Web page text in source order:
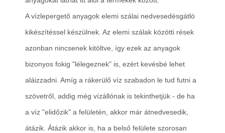
A vízlepergető anyagok elemi szálai nedvesedésgátló
kikészítéssel készülnek. Az elemi szálak közötti rések
azonban nincsenek kitöltve, így ezek az anyagok
bizonyos fokig "lélegeznek" is, ezért kevésbé lehet
aláizzadni. Amíg a rákerülő víz szabadon le tud futni a
szövetről, addig még vízállónak is tekinthetjük - de ha
a víz "elidőzik" a felületén, akkor már átnedvesedik,
átázik. Átázik akkor is, ha a belső felülete szorosan